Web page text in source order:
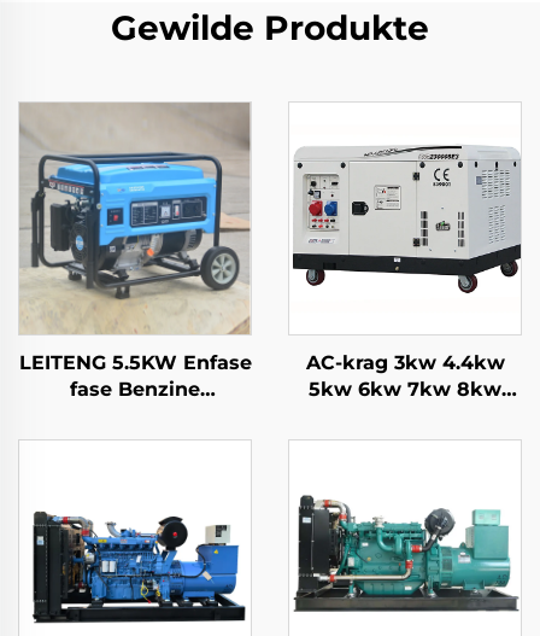
Gewilde Produkte
LEITENG 5.5KW Enfase
fase Benzine
Verplasing 50Hz/60Hz
Nomineel spanning
Terugslaan
AC-krag 3kw 4.4kw
5kw 6kw 7kw 8kw
Lugkoeling